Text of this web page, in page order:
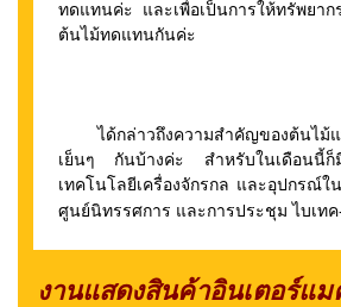
ทดแทนค่ะ และเพื่อเป็นการให้ทรัพยา
ต้นไม้ทดแทนกันค่ะ
ได้กล่าวถึงความสำคัญของต้นไม้แห่
เย็นๆ กันบ้างค่ะ สำหรับในเดือนนี้ก็
เทคโนโลยีเครื่องจักรกล และอุปกรณ์
ศูนย์นิทรรศการ และการประชุม ไบเทค
งานแสดงสินค้าอินเตอร์แม